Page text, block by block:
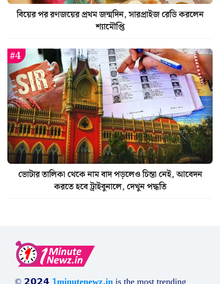
বিয়ের পর রণজয়ের প্রথম জন্মদিন, সারপ্রাইজ রেডি করলেন
শ্যামৌপ্তি
ভোটার তালিকা থেকে নাম বাদ পড়লেও চিন্তা নেই, আবেদন
করতে হবে ট্রাইবুনালে, দেখুন পদ্ধতি